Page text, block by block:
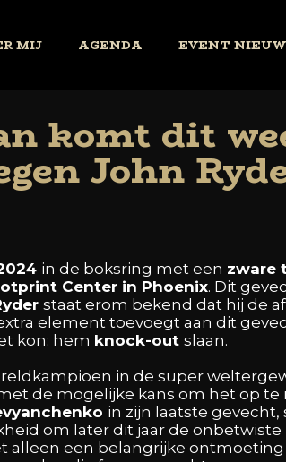
MIJ AGENDA EVENT
komt dit
John
in de boksring met een zware
Center in Phoenix. Dit
staat erom bekend dat hij de
element toevoegt aan dit
kon: hem knock-out slaan.
in de super
de mogelijke kans om het op te
in zijn laatste gevecht,
om later dit jaar de onbetwiste
alleen een belangrijke ontmoeting